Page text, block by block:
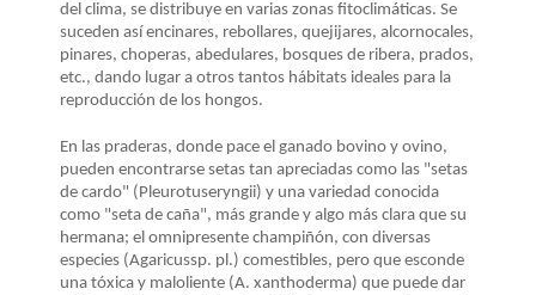
del clima, se distribuye en varias zonas fitoclimáticas. Se
suceden así encinares, rebollares, quejijares, alcornocales,
pinares, choperas, abedulares, bosques de ribera, prados,
etc., dando lugar a otros tantos hábitats ideales para la
reproducción de los hongos.
En las praderas, donde pace el ganado bovino y ovino,
pueden encontrarse setas tan apreciadas como las "setas
de cardo" (Pleurotuseryngii) y una variedad conocida
como "seta de caña", más grande y algo más clara que su
hermana; el omnipresente champiñón, con diversas
especies (Agaricussp. pl.) comestibles, pero que esconde
una tóxica y maloliente (A. xanthoderma) que puede dar